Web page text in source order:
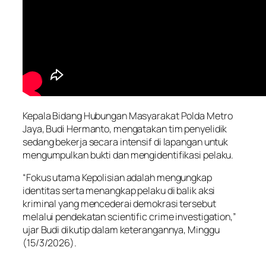
Kepala Bidang Hubungan Masyarakat Polda Metro
Jaya, Budi Hermanto, mengatakan tim penyelidik
sedang bekerja secara intensif di lapangan untuk
mengumpulkan bukti dan mengidentifikasi pelaku.
“Fokus utama Kepolisian adalah mengungkap
identitas serta menangkap pelaku di balik aksi
kriminal yang mencederai demokrasi tersebut
melalui pendekatan scientific crime investigation,”
ujar Budi dikutip dalam keterangannya, Minggu
(15/3/2026).